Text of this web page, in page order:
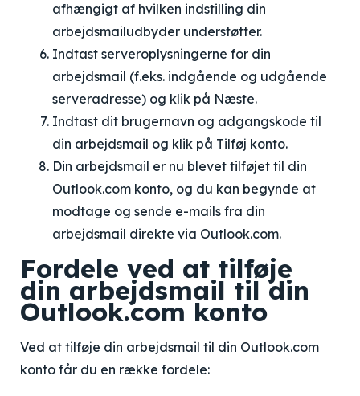
afhængigt af hvilken indstilling din
arbejdsmailudbyder understøtter.
Indtast serveroplysningerne for din
arbejdsmail (f.eks. indgående og udgående
serveradresse) og klik på Næste.
Indtast dit brugernavn og adgangskode til
din arbejdsmail og klik på Tilføj konto.
Din arbejdsmail er nu blevet tilføjet til din
Outlook.com konto, og du kan begynde at
modtage og sende e-mails fra din
arbejdsmail direkte via Outlook.com.
Fordele ved at tilføje
din arbejdsmail til din
Outlook.com konto
Ved at tilføje din arbejdsmail til din Outlook.com
konto får du en række fordele: